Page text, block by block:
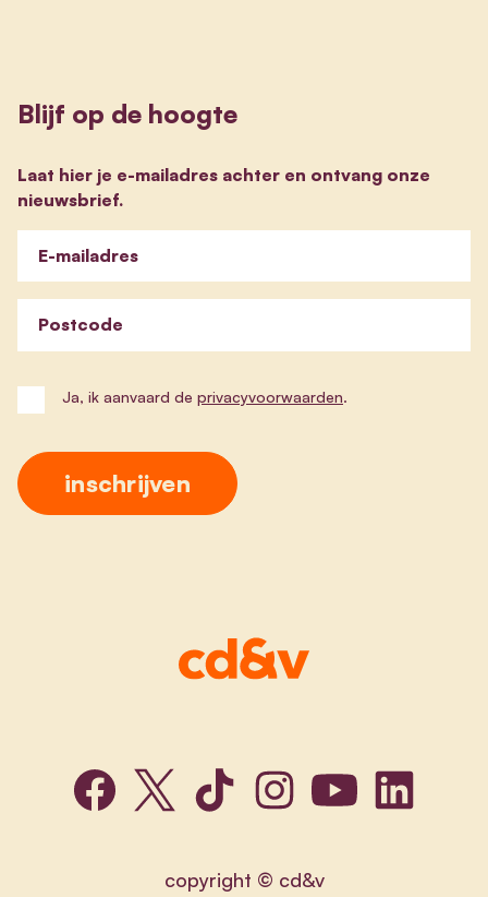
Blijf op de hoogte
Laat hier je e-mailadres achter en ontvang onze
nieuwsbrief.
E-mailadres
Postcode
Ja, ik aanvaard de privacyvoorwaarden.
copyright © cd&v